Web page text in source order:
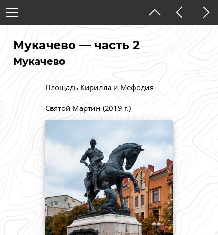
Закарпатская область
Тёмная тема
Мукачево — часть 2
Мукачево
Площадь Кирилла и Мефодия
Святой Мартин (2019 г.)